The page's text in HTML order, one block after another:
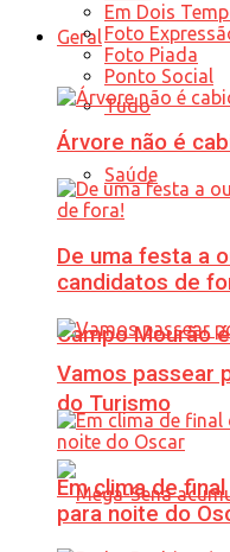
Geral
Tudo
Saúde
Campo Mourão
do Turismo
Em Dois
Foto
Foto Piada
Ponto Social
Árvore não é
De uma festa a
candidatos de
Vamos passear
Em clima de
para noite do